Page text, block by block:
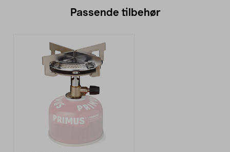
Passende tilbehør